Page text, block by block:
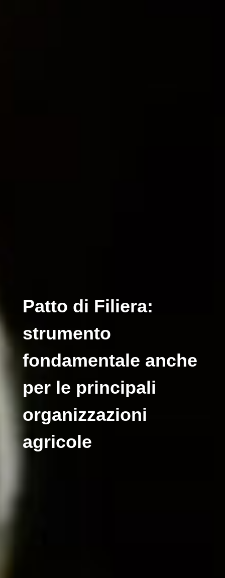
Patto di Filiera:
strumento
fondamentale anche
per le principali
organizzazioni
agricole